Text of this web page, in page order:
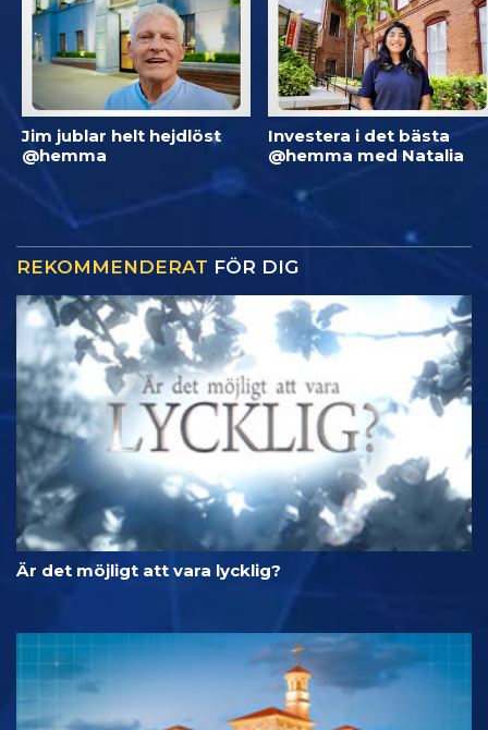
Jim jublar helt hejdlöst
@hemma
Investera i det bästa
@hemma med Natalia
REKOMMENDERAT FÖR DIG
Är det möjligt att vara lycklig?